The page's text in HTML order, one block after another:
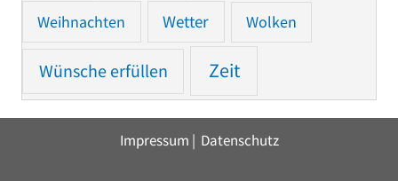
Weihnachten Wetter Wolken
Wünsche erfüllen Zeit
Impressum | Datenschutz